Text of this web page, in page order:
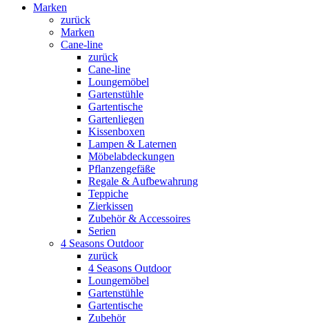
Marken
zurück
Marken
Cane-line
zurück
Cane-line
Loungemöbel
Gartenstühle
Gartentische
Gartenliegen
Kissenboxen
Lampen & Laternen
Möbelabdeckungen
Pflanzengefäße
Regale & Aufbewahrung
Teppiche
Zierkissen
Zubehör & Accessoires
Serien
4 Seasons Outdoor
zurück
4 Seasons Outdoor
Loungemöbel
Gartenstühle
Gartentische
Zubehör